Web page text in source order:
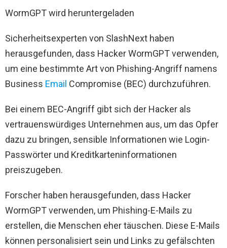
WormGPT wird heruntergeladen
Sicherheitsexperten von SlashNext haben
herausgefunden, dass Hacker WormGPT verwenden,
um eine bestimmte Art von Phishing-Angriff namens
Business Email Compromise (BEC) durchzuführen.
Bei einem BEC-Angriff gibt sich der Hacker als
vertrauenswürdiges Unternehmen aus, um das Opfer
dazu zu bringen, sensible Informationen wie Login-
Passwörter und Kreditkarteninformationen
preiszugeben.
Forscher haben herausgefunden, dass Hacker
WormGPT verwenden, um Phishing-E-Mails zu
erstellen, die Menschen eher täuschen. Diese E-Mails
können personalisiert sein und Links zu gefälschten